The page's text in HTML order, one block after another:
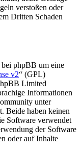
verstoßen oder
Dritten Schaden
phpBB um eine
v2“ (GPL)
Limited
Informationen
unter
Beide haben keinen
Software verwendet
der Software
oder auf Inhalte